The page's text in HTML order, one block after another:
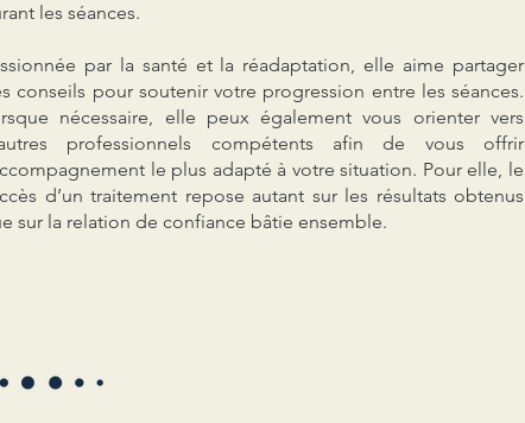
les séances.
par la santé et la réadaptation, elle aime partager
conseils pour soutenir votre progression entre les séances.
nécessaire, elle peux également vous orienter vers
professionnels compétents afin de vous offrir
le plus adapté à votre situation. Pour elle, le
d’un traitement repose autant sur les résultats obtenus
sur la relation de confiance bâtie ensemble.